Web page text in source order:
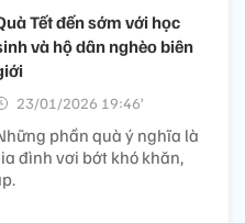
Tết đến sớm với học
và hộ dân nghèo biên
23/01/2026 19:46’
phần quà ý nghĩa là
đình vơi bớt khó khăn,